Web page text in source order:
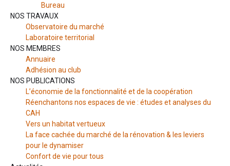
Bureau
NOS TRAVAUX
Observatoire du marché
Laboratoire territorial
NOS MEMBRES
Annuaire
Adhésion au club
NOS PUBLICATIONS
L’économie de la fonctionnalité et de la coopération
Réenchantons nos espaces de vie : études et analyses du
CAH
Vers un habitat vertueux
La face cachée du marché de la rénovation & les leviers
pour le dynamiser
Confort de vie pour tous